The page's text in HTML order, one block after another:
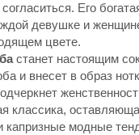
Его
девушке и
цвете.
станет настоящим
и внесет в образ
классика,
капризные модные